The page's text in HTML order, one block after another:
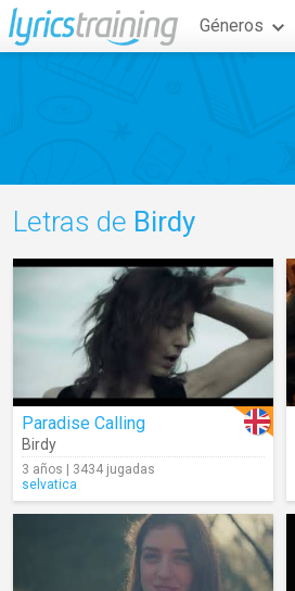
Géneros
Letras de Birdy
Paradise Calling
Birdy
3 años | 3434 jugadas
selvatica